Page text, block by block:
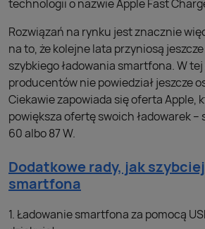
technologii o nazwie Apple Fast
Rozwiązań na rynku jest znacznie
na to, że kolejne lata przyniosą
szybkiego ładowania smartfona. W
producentów nie powiedział jeszcze
Ciekawie zapowiada się oferta Apple,
powiększa ofertę swoich ładowarek –
60 albo 87 W.
Dodatkowe rady, jak
smartfona
1. Ładowanie smartfona za pomocą